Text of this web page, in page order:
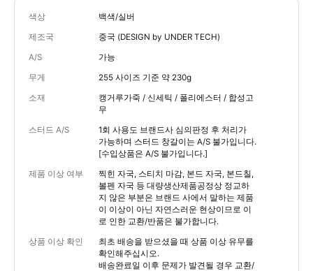
색상 백색/실버
제조국 중국 (DESIGN by UNDER TECH)
A/S 가능
무게 255 사이즈 기준 약 230g
소재
캥거루가죽 / 신세틱 / 폴리에스터 / 합성고
무
스터드 A/S
1회 사용도 브랜드사 심의판정 후 처리가
가능하며 스터드 창갈이는 A/S 불가입니다.
[수입상품은 A/S 불가입니다.]
제품 이상 여부
찍힌 자국, 스티치 마감, 본드 자국, 본드칠,
볼펜 자국 등 대량생산제품공정상 정교하
지 않은 부분은 브랜드 사에서 말하는 제품
이 이상이 아닌 자연스러운 현상이므로 이
로 인한 교환/반품은 불가합니다.
상품 이상 확인
최초 배송을 받으셨을 때 상품 이상 유무를
확인해주십시오.
배송완료일 이후 문제가 발견될 경우 교환/